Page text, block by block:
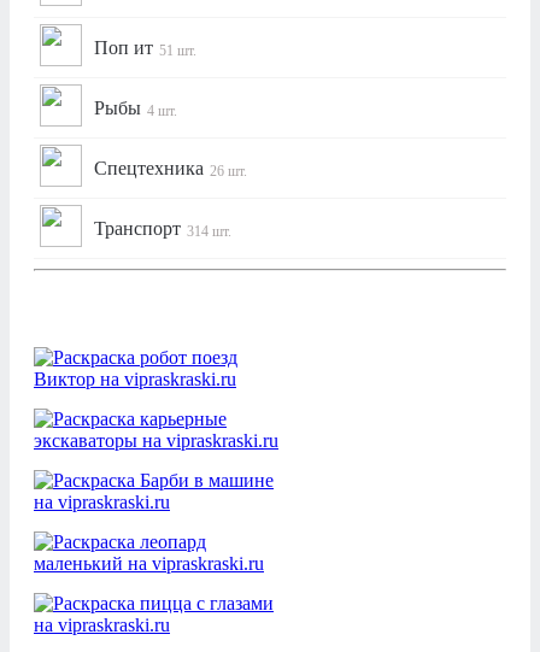
Поп ит 51 шт.
Рыбы 4 шт.
Спецтехника 26 шт.
Транспорт 314 шт.